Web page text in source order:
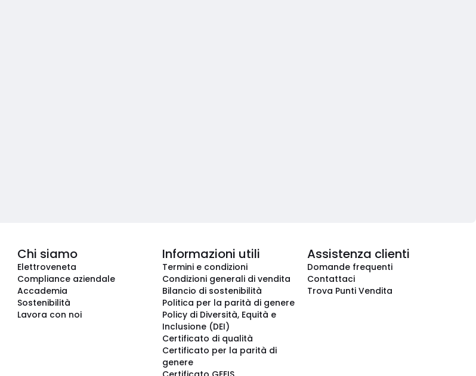
Chi siamo
Elettroveneta
Compliance aziendale
Accademia
Sostenibilità
Lavora con noi
Informazioni utili
Termini e condizioni
Condizioni generali di vendita
Bilancio di sostenibilità
Politica per la parità di genere
Policy di Diversità, Equità e
Inclusione (DEI)
Certificato di qualità
Certificato per la parità di
genere
Assistenza clienti
Domande frequenti
Contattaci
Trova Punti Vendita